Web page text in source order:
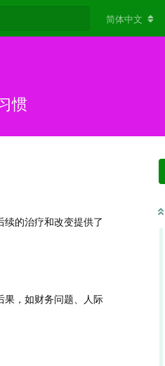
简体中文
惯
的治疗和改变提供了
果，如财务问题、人际